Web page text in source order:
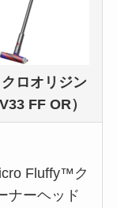
ロオリジン
FF OR）
Fluffy™ク
ナーヘッド